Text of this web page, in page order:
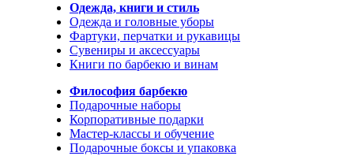
Одежда, книги и стиль
Одежда и головные уборы
Фартуки, перчатки и рукавицы
Сувениры и аксессуары
Книги по барбекю и винам
Философия барбекю
Подарочные наборы
Корпоративные подарки
Мастер-классы и обучение
Подарочные боксы и упаковка